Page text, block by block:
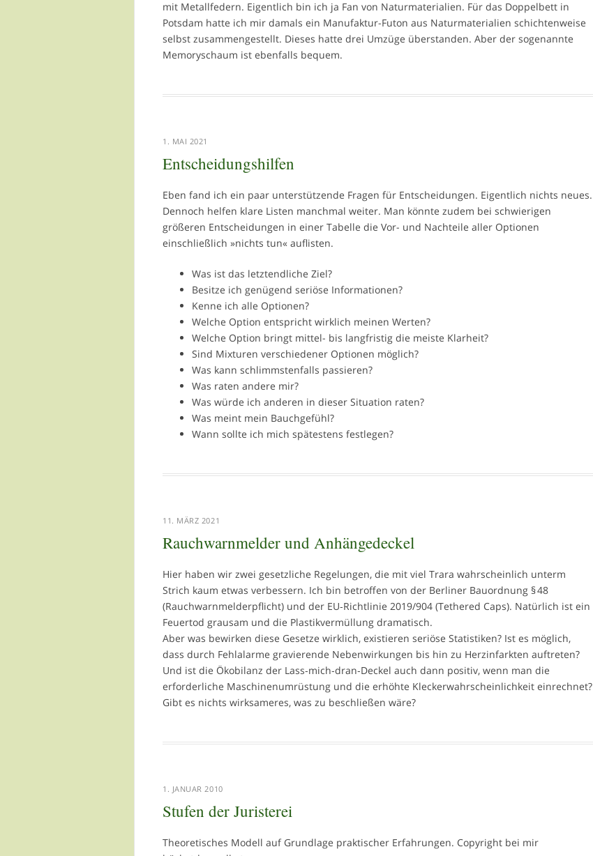
mit Metallfedern. Eigentlich bin ich ja Fan von Naturmaterialien. Für das Doppelbett in
Potsdam hatte ich mir damals ein Manufaktur-Futon aus Naturmaterialien schichtenweise
selbst zusammengestellt. Dieses hatte drei Umzüge überstanden. Aber der sogenannte
Memoryschaum ist ebenfalls bequem.
1. MAI 2021
Entscheidungshilfen
Eben fand ich ein paar unterstützende Fragen für Entscheidungen. Eigentlich nichts neues.
Dennoch helfen klare Listen manchmal weiter. Man könnte zudem bei schwierigen
größeren Entscheidungen in einer Tabelle die Vor- und Nachteile aller Optionen
einschließlich »nichts tun« auflisten.
Was ist das letztendliche Ziel?
Besitze ich genügend seriöse Informationen?
Kenne ich alle Optionen?
Welche Option entspricht wirklich meinen Werten?
Welche Option bringt mittel- bis langfristig die meiste Klarheit?
Sind Mixturen verschiedener Optionen möglich?
Was kann schlimmstenfalls passieren?
Was raten andere mir?
Was würde ich anderen in dieser Situation raten?
Was meint mein Bauchgefühl?
Wann sollte ich mich spätestens festlegen?
11. MÄRZ 2021
Rauchwarnmelder und Anhängedeckel
Hier haben wir zwei gesetzliche Regelungen, die mit viel Trara wahrscheinlich unterm
Strich kaum etwas verbessern. Ich bin betroffen von der Berliner Bauordnung § 48
(Rauchwarnmelderpflicht) und der EU‑Richtlinie 2019/904 (Tethered Caps). Natürlich ist ein
Feuertod grausam und die Plastikvermüllung dramatisch.
Aber was bewirken diese Gesetze wirklich, existieren seriöse Statistiken? Ist es möglich,
dass durch Fehlalarme gravierende Nebenwirkungen bis hin zu Herzinfarkten auftreten?
Und ist die Ökobilanz der Lass‑mich‑dran‑Deckel auch dann positiv, wenn man die
erforderliche Maschinenumrüstung und die erhöhte Kleckerwahrscheinlichkeit einrechnet?
Gibt es nichts wirksameres, was zu beschließen wäre?
1. JANUAR 2010
Stufen der Juristerei
Theoretisches Modell auf Grundlage praktischer Erfahrungen. Copyright bei mir